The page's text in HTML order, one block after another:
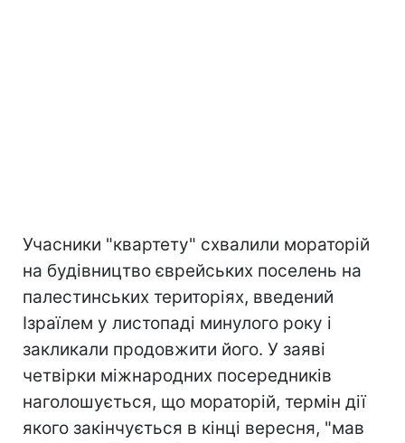
Учасники "квартету" схвалили мораторій
на будівництво єврейських поселень на
палестинських територіях, введений
Ізраїлем у листопаді минулого року і
закликали продовжити його. У заяві
четвірки міжнародних посередників
наголошується, що мораторій, термін дії
якого закінчується в кінці вересня, "мав